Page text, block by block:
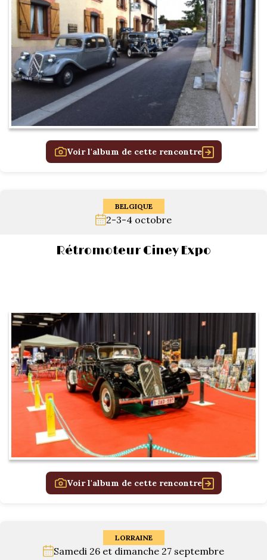
Voir l'album de cette rencontre
BELGIQUE
2-3-4 octobre
Rétromoteur Ciney Expo
Voir l'album de cette rencontre
LORRAINE
Samedi 26 et dimanche 27 septembre